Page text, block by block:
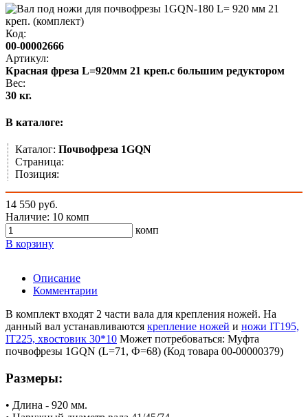
Код:
00-00002666
Артикул:
Красная фреза L=920мм 21 креп.с большим редуктором
Вес:
30 кг.
В каталоге:
Каталог: Почвофреза 1GQN
Страница:
Позиция:
14 550 руб.
Наличие: 10 комп
комп
В корзину
Описание
Комментарии
В комплект входят 2 части вала для крепления ножей. На
данный вал устанавливаются крепление ножей и ножи IT195,
IT225, хвостовик 30*10 Может потребоваться: Муфта
почвофрезы 1GQN (L=71, Ф=68) (Код товара 00-00000379)
Размеры:
• Длина - 920 мм.